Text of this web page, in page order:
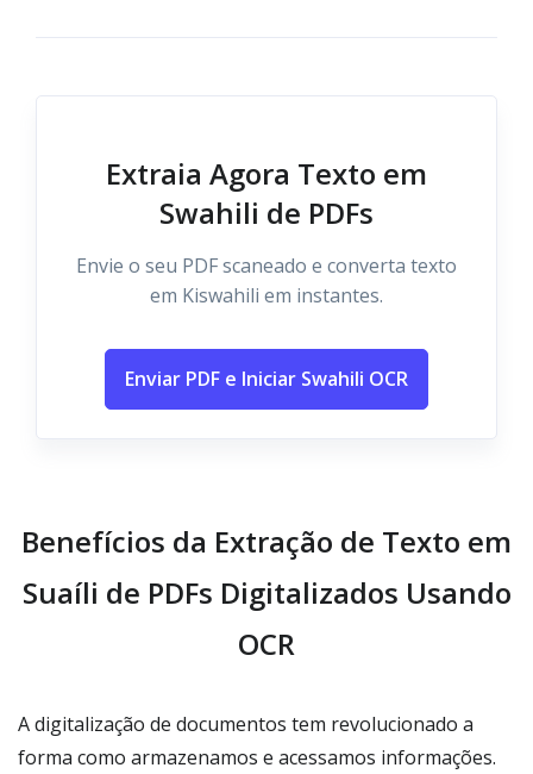
Extraia Agora Texto em
Swahili de PDFs
Envie o seu PDF scaneado e converta texto
em Kiswahili em instantes.
Enviar PDF e Iniciar Swahili OCR
Benefícios da Extração de Texto em
Suaíli de PDFs Digitalizados Usando
OCR
A digitalização de documentos tem revolucionado a
forma como armazenamos e acessamos informações.